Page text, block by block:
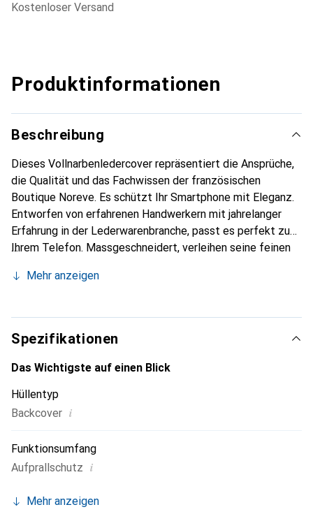
kostenloser Versand
Produktinformationen
Beschreibung
Dieses Vollnarbenledercover repräsentiert die Ansprüche,
die Qualität und das Fachwissen der französischen
Boutique Noreve. Es schützt Ihr Smartphone mit Eleganz.
Entworfen von erfahrenen Handwerkern mit jahrelanger
Erfahrung in der Lederwarenbranche, passt es perfekt zu
Ihrem Telefon. Massgeschneidert, verleihen seine feinen
und unverzichtbaren Accessoire für Ihr Smartphone. Die
Produkte anerkannt und eine zuverlässige Wahl für eine
anspruchsvolle Kundschaft.
Mehr anzeigen
Spezifikationen
Das Wichtigste auf einen Blick
Hüllentyp
Backcover i
Funktionsumfang
Aufprallschutz i
Mehr anzeigen